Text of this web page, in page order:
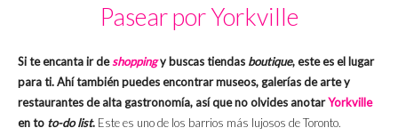
Pasear por Yorkville
Si te encanta ir deshoppingy buscas tiendas boutique, este es el lugar
para ti. Ahí también puedes encontrar museos, galerías de arte y
restaurantes de alta gastronomía, así que no olvides anotarYorkville
en to to-do list. Este es uno de los barrios más lujosos de Toronto.